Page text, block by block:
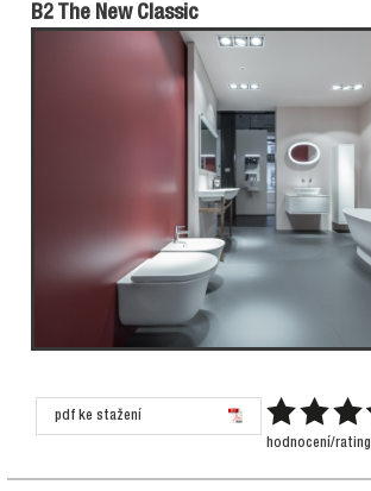
B2 The New Classic
pdf ke stažení
hodnocení/rating